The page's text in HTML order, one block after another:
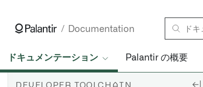
Documentation
ドキュメンテーション Palantir の概要